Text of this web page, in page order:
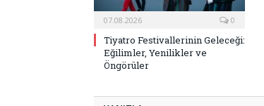
07.08.2026 0
Tiyatro Festivallerinin Geleceği:
Eğilimler, Yenilikler ve
Öngörüler